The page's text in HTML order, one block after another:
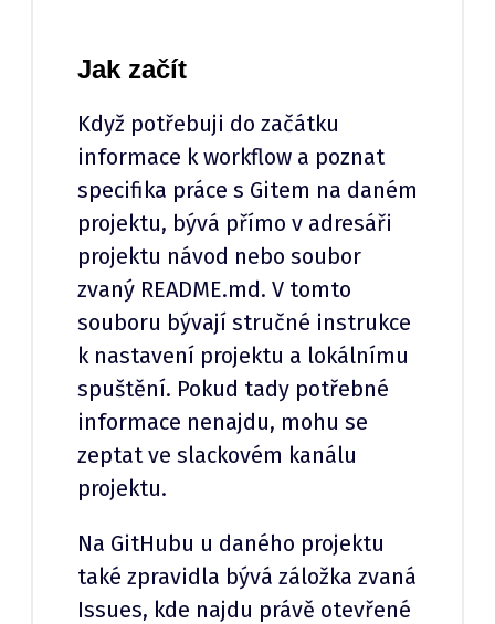
Jak začít
Když potřebuji do začátku
informace k workflow a poznat
specifika práce s Gitem na daném
projektu, bývá přímo v adresáři
projektu návod nebo soubor
zvaný README.md. V tomto
souboru bývají stručné instrukce
k nastavení projektu a lokálnímu
spuštění. Pokud tady potřebné
informace nenajdu, mohu se
zeptat ve slackovém kanálu
projektu.
Na GitHubu u daného projektu
také zpravidla bývá záložka zvaná
Issues, kde najdu právě otevřené